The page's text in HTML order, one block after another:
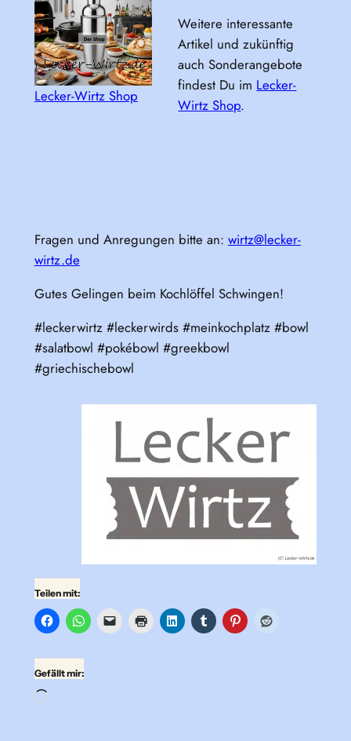
Lecker-Wirtz Shop
Weitere interessante
Artikel und zukünftig
auch Sonderangebote
findest Du im Lecker-
Wirtz Shop.
Fragen und Anregungen bitte an: wirtz@lecker-
wirtz.de
Gutes Gelingen beim Kochlöffel Schwingen!
#leckerwirtz #leckerwirds #meinkochplatz #bowl
#salatbowl #pokébowl #greekbowl
#griechischebowl
Teilen mit:
Gefällt mir:
Wird